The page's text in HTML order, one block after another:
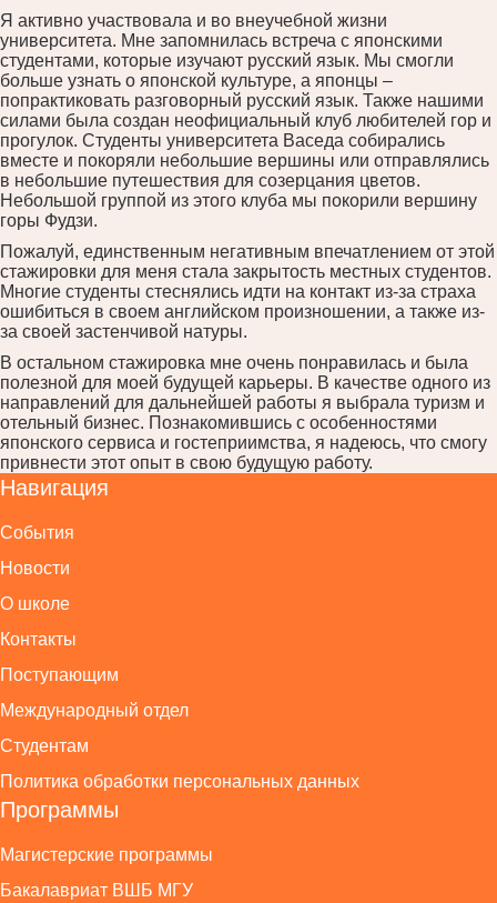
Я активно участвовала и во внеучебной жизни
университета. Мне запомнилась встреча с японскими
студентами, которые изучают русский язык. Мы смогли
больше узнать о японской культуре, а японцы –
попрактиковать разговорный русский язык. Также нашими
силами была создан неофициальный клуб любителей гор и
прогулок. Студенты университета Васеда собирались
вместе и покоряли небольшие вершины или отправлялись
в небольшие путешествия для созерцания цветов.
Небольшой группой из этого клуба мы покорили вершину
горы Фудзи.
Пожалуй, единственным негативным впечатлением от этой
стажировки для меня стала закрытость местных студентов.
Многие студенты стеснялись идти на контакт из-за страха
ошибиться в своем английском произношении, а также из-
за своей застенчивой натуры.
В остальном стажировка мне очень понравилась и была
полезной для моей будущей карьеры. В качестве одного из
направлений для дальнейшей работы я выбрала туризм и
отельный бизнес. Познакомившись с особенностями
японского сервиса и гостеприимства, я надеюсь, что смогу
привнести этот опыт в свою будущую работу.
Навигация
События
Новости
О школе
Контакты
Поступающим
Международный отдел
Студентам
Политика обработки персональных данных
Программы
Магистерские программы
Бакалавриат ВШБ МГУ